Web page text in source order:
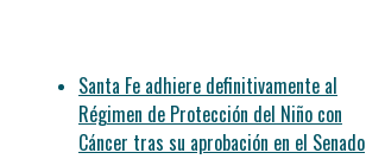
Santa Fe adhiere definitivamente al
Régimen de Protección del Niño con
Cáncer tras su aprobación en el Senado